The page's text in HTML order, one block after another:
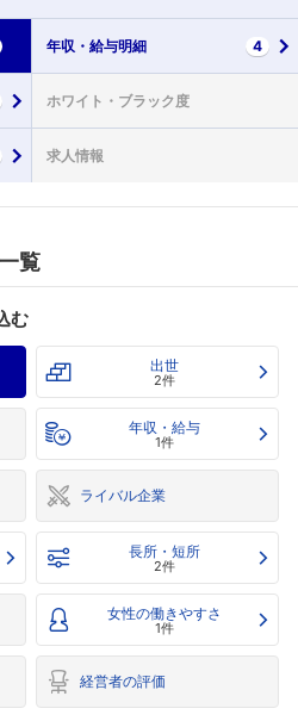
年収・ 給与明細 4
ホワイト・ ブラック度
求人情報
覧
む
出世
2件
年収・給与
1件
ライバル企業
長所・短所
2件
女性の働きやすさ
1件
経営者の評価